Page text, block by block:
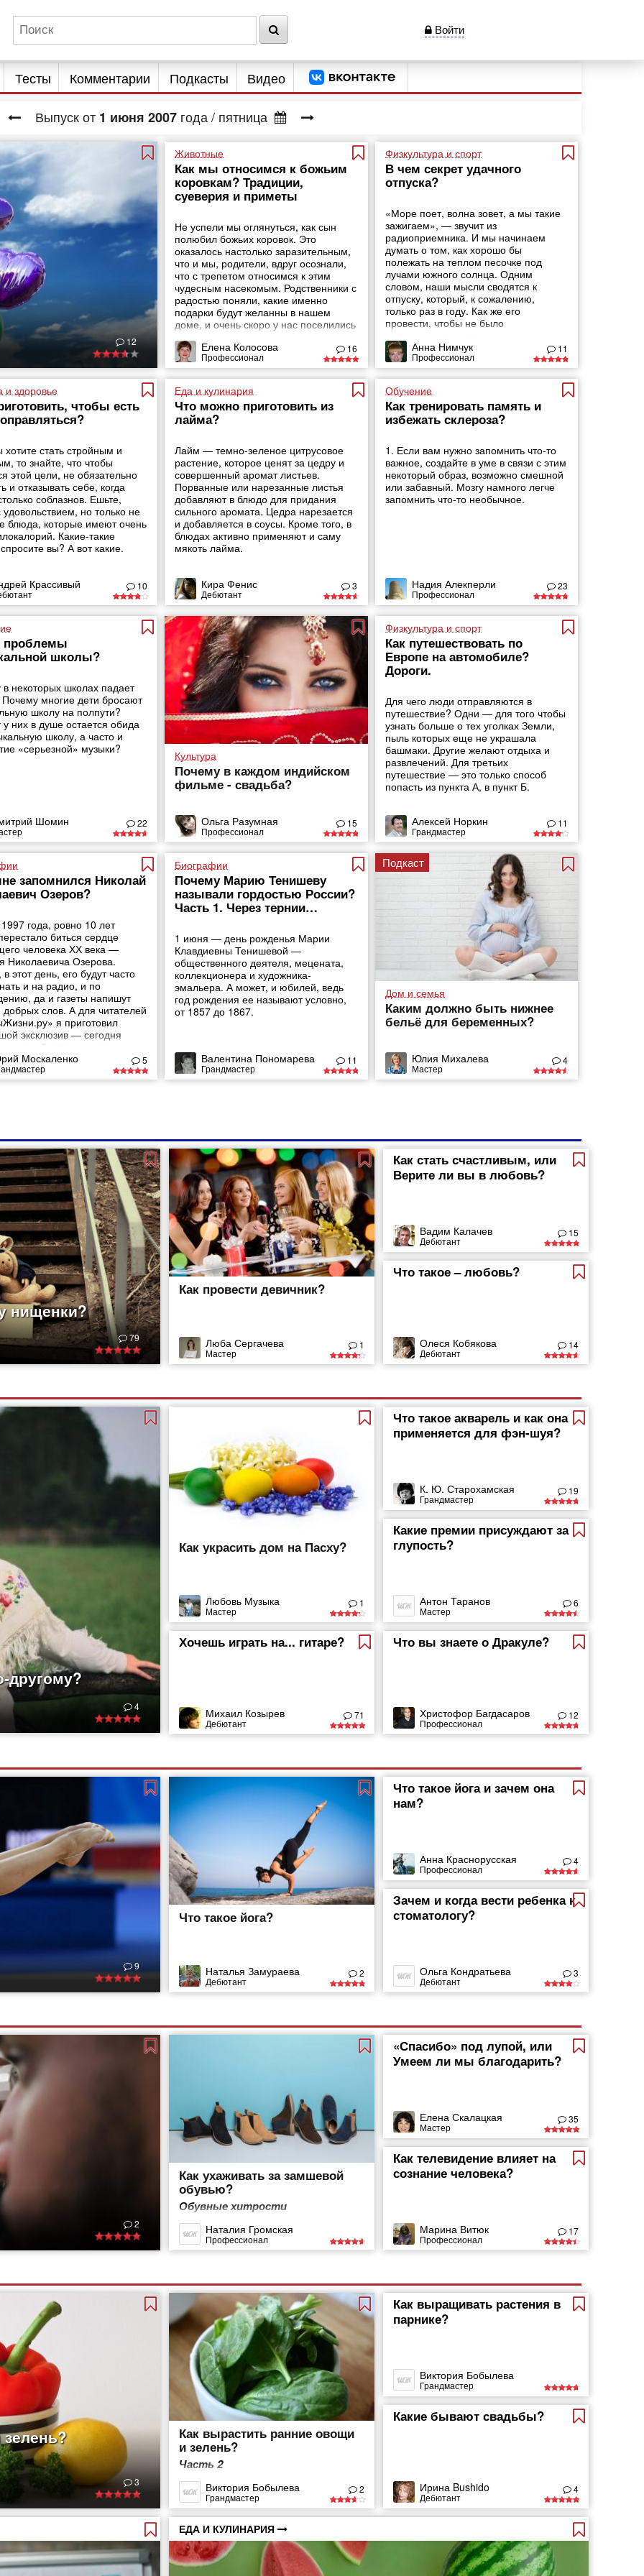
Войти
Тесты Комментарии Подкасты Видео
Выпуск от 1 июня 2007 года/ пятница
12
Животные
Как мы относимся к божьим
коровкам? Традиции,
суеверия и приметы
Не успели мы оглянуться, как сын
полюбил божьих коровок. Это
оказалось настолько заразительным,
что и мы, родители, вдруг осознали,
что с трепетом относимся к этим
чудесным насекомым. Родственники с
радостью поняли, какие именно
подарки будут желанны в нашем
доме, и очень скоро у нас поселились
брелки, игрушки, и даже ковры с
изображением божьих коровок.
Елена Колосова
Профессионал
16
Физкультура и спорт
В чем секрет удачного
отпуска?
«Море поет, волна зовет, а мы такие
зажигаем», — звучит из
радиоприемника. И мы начинаем
думать о том, как хорошо бы
полежать на теплом песочке под
лучами южного солнца. Одним
словом, наши мысли сводятся к
отпуску, который, к сожалению,
только раз в году. Как же его
провести, чтобы не было
разочарований?
Анна Нимчук
Профессионал
11
и здоровье
чтобы есть
хотите стать стройным и
то знайте, что чтобы
этой цели, не обязательно
и отказывать себе, когда
соблазнов. Ешьте,
но только не
блюда, которые имеют очень
Какие-такие
вы? А вот какие.
Крассивый 10
Еда и кулинария
Что можно приготовить из
лайма?
Лайм — темно-зеленое цитрусовое
растение, которое ценят за цедру и
совершенный аромат листьев.
Порванные или нарезанные листья
добавляют в блюдо для придания
сильного аромата. Цедра нарезается
и добавляется в соусы. Кроме того, в
блюдах активно применяют и саму
мякоть лайма.
Кира Фенис
Дебютант
3
Обучение
Как тренировать память и
избежать склероза?
1. Если вам нужно запомнить что-то
важное, создайте в уме в связи с этим
некоторый образ, возможно смешной
или забавный. Мозгу намного легче
запомнить что-то необычное.
Надия Алекперли
Профессионал
23
проблемы
школы?
некоторых школах падает
многие дети бросают
школу на полпути?
них в душе остается обида
школу, а часто и
«серьезной» музыки?
Шомин 22
Культура
Почему в каждом индийском
фильме - свадьба?
Ольга Разумная
Профессионал
15
Физкультура и спорт
Как путешествовать по
Европе на автомобиле?
Дороги.
Для чего люди отправляются в
путешествие? Одни — для того чтобы
узнать больше о тех уголках Земли,
пыль которых еще не украшала
башмаки. Другие желают отдыха и
развлечений. Для третьих
путешествие — это только способ
попасть из пункта А, в пункт Б.
Алексей Норкин
Грандмастер
11
запомнился Николай
Озеров?
года, ровно 10 лет
биться сердце
человека ХХ века —
Николаевича Озерова.
этот день, его будут часто
и на радио, и по
да и газеты напишут
слов. А для читателей
я приготовил
эксклюзив — сегодня
о своей встрече с этим
человеком.
Москаленко 5
Биографии
Почему Марию Тенишеву
называли гордостью России?
Часть 1. Через тернии…
1 июня — день рожденья Марии
Клавдиевны Тенишевой —
общественного деятеля, мецената,
коллекционера и художника-
эмальера. А может, и юбилей, ведь
год рождения ее называют условно,
от 1857 до 1867.
Валентина Пономарева
Грандмастер
11
Подкаст
Дом и семья
Каким должно быть нижнее
бельё для беременных?
Юлия Михалева
Мастер
4
нищенки?
79
Как провести девичник?
Люба Сергачева
Мастер
1
Как стать счастливым, или
Верите ли вы в любовь?
Вадим Калачев
Дебютант
15
Что такое – любовь?
Олеся Кобякова
Дебютант
14
другому?
И не только они,
их творения.
издавна
искать еще в
было
4
Как украсить дом на Пасху?
Любовь Музыка
Мастер
1
Что такое акварель и как она
применяется для фэн-шуя?
К. Ю. Старохамская
Грандмастер
19
Какие премии присуждают за
глупость?
Антон Таранов
Мастер
6
Хочешь играть на... гитаре?
Михаил Козырев
Дебютант
71
Что вы знаете о Дракуле?
Христофор Багдасаров
Профессионал
12
9
Что такое йога?
Наталья Замураева
Дебютант
2
Что такое йога и зачем она
нам?
Анна Краснорусская
Профессионал
4
Зачем и когда вести ребенка к
стоматологу?
Ольга Кондратьева
Дебютант
3
2
Как ухаживать за замшевой
обувью?
Обувные хитрости
Наталия Громская
Профессионал
«Спасибо» под лупой, или
Умеем ли мы благодарить?
Елена Скалацкая
Мастер
35
Как телевидение влияет на
сознание человека?
Марина Витюк
Профессионал
17
3
Как вырастить ранние овощи
и зелень?
Часть 2
Виктория Бобылева
Грандмастер
2
Как выращивать растения в
парнике?
Виктория Бобылева
Грандмастер
Какие бывают свадьбы?
Ирина Bushido
Дебютант
4
ЕДА И КУЛИНАРИЯ